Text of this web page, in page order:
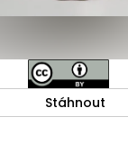
Stáhnout